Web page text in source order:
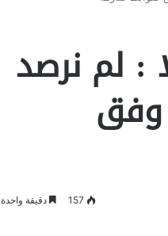
: لم نرصد
وفق
157 دقيقة واحدة